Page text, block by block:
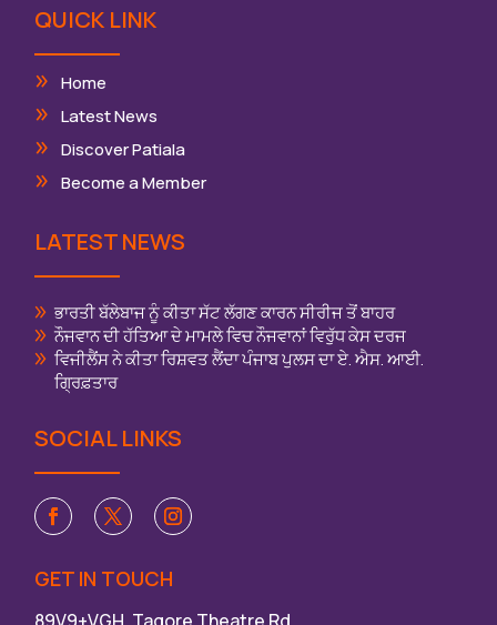
QUICK LINK
Home
Latest News
Discover Patiala
Become a Member
LATEST NEWS
ਭਾਰਤੀ ਬੱਲੇਬਾਜ ਨੂੰ ਕੀਤਾ ਸੱਟ ਲੱਗਣ ਕਾਰਨ ਸੀਰੀਜ ਤੋਂ ਬਾਹਰ
ਨੌਜਵਾਨ ਦੀ ਹੱਤਿਆ ਦੇ ਮਾਮਲੇ ਵਿਚ ਨੌਜਵਾਨਾਂ ਵਿਰੁੱਧ ਕੇਸ ਦਰਜ
ਵਿਜੀਲੈਂਸ ਨੇ ਕੀਤਾ ਰਿਸ਼ਵਤ ਲੈਂਦਾ ਪੰਜਾਬ ਪੁਲਸ ਦਾ ਏ. ਐਸ. ਆਈ.
ਗ੍ਰਿਫ਼ਤਾਰ
SOCIAL LINKS
GET IN TOUCH